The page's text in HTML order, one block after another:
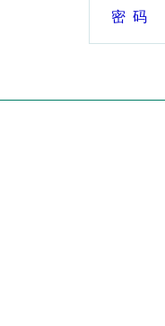
密 码